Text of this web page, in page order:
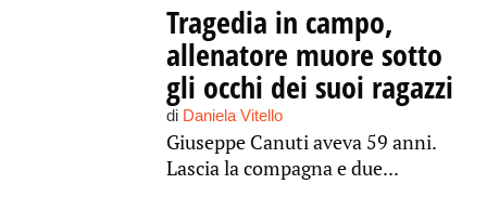
Tragedia in campo,
allenatore muore sotto
gli occhi dei suoi ragazzi
di Daniela Vitello
Giuseppe Canuti aveva 59 anni.
Lascia la compagna e due...